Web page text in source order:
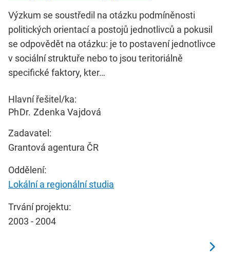
Výzkum se soustředil na otázku podmíněnosti
politických orientací a postojů jednotlivců a pokusil
se odpovědět na otázku: je to postavení jednotlivce
v sociální struktuře nebo to jsou teritoriálně
specifické faktory, kter…
Hlavní řešitel/ka:
PhDr. Zdenka Vajdová
Zadavatel:
Grantová agentura ČR
Oddělení:
Lokální a regionální studia
Trvání projektu:
2003 - 2004